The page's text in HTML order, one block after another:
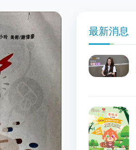
最新消息